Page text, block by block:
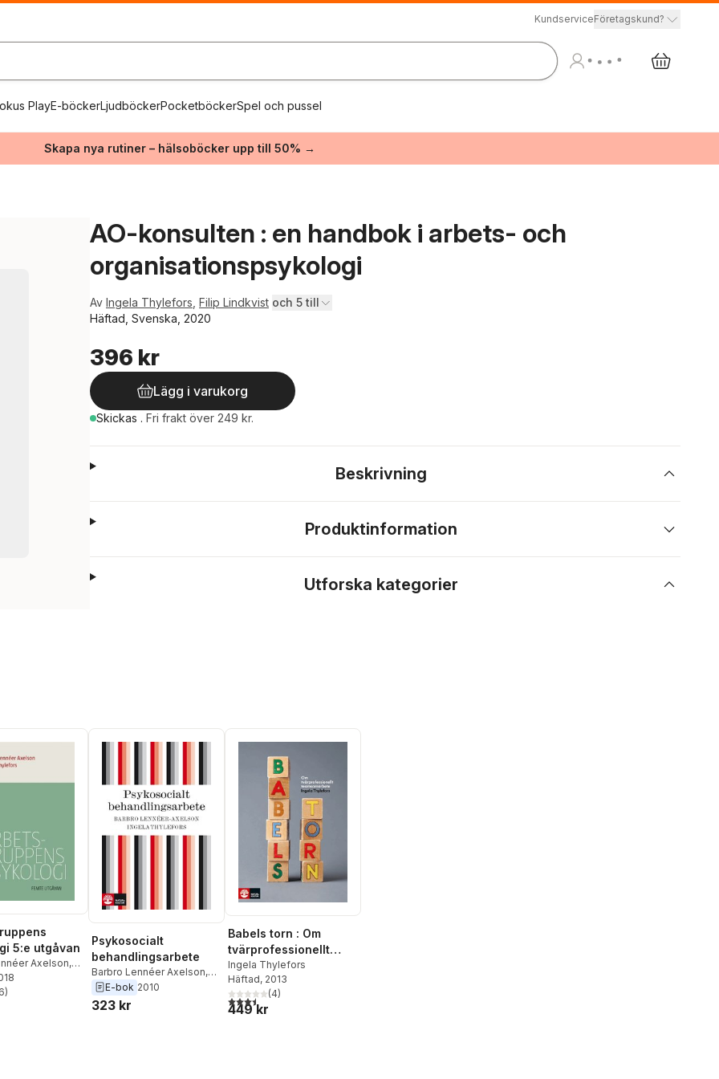
KundserviceFöretagskund?
PlayE-böckerLjudböckerPocketböckerSpel och pussel
Skapa nya rutiner – hälsoböcker upp till 50% →
AO-konsulten : en handbok i arbets- och
organisationspsykologi
Av Ingela Thylefors Filip Lindkvist och 5 till
Häftad, Svenska, 2020
396 kr
Lägg i varukorg
Skickas . Fri frakt över 249 kr.
Beskrivning
Produktinformation
Utforska kategorier
5:e utgåvan
Axelson,
Totalt antal röster:
)
Psykosocialt
behandlingsarbete
Barbro Lennéer Axelson,
Ingela Thylefors
E-bok 2010
323 kr
Babels torn : Om
tvärprofessionellt
teamsamarbete
Ingela Thylefors
Häftad, 2013
3,5utav 5 stjärnor. Totalt antal röster:
(4)
449 kr